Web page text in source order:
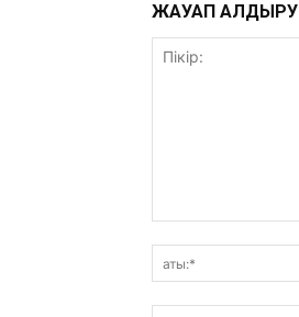
ЖАУАП ҚАЛДЫРУ